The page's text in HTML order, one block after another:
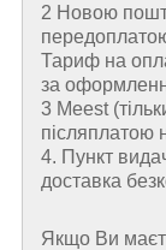
2 Новою
Тариф на
за
3 Meest
післяплатою
4. Пункт
доставка
Якщо Ви